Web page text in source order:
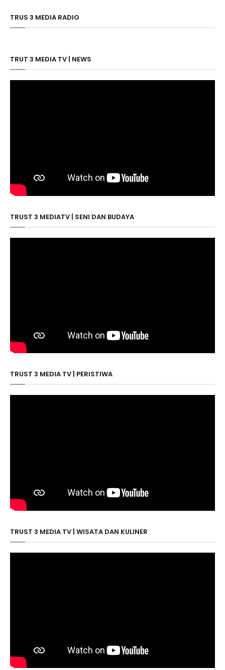
TRUS 3 MEDIA RADIO
TRUT 3 MEDIA TV | NEWS
TRUST 3 MEDIATV | SENI DAN BUDAYA
TRUST 3 MEDIA TV | PERISTIWA
TRUST 3 MEDIA TV | WISATA DAN KULINER